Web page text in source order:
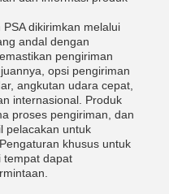
dikirimkan melalui
andal dengan
pengiriman
opsi pengiriman
angkutan udara cepat,
internasional. Produk
proses pengiriman, dan
pelacakan untuk
khusus untuk
tempat dapat